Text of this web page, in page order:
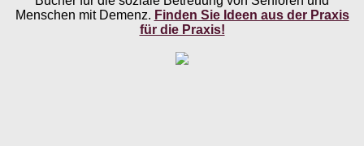
Menschen mit Demenz. Finden Sie Ideen aus der Praxis
für die Praxis!